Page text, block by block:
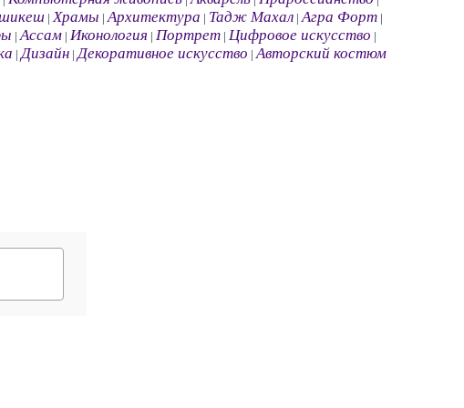
| Храмы | Архитектура | Тадж Махал| Агра Форт|
| Ассам| Иконология | Портрет| Цифровое искусство |
| Дизайн| Декоративное искусство | Авторский костюм